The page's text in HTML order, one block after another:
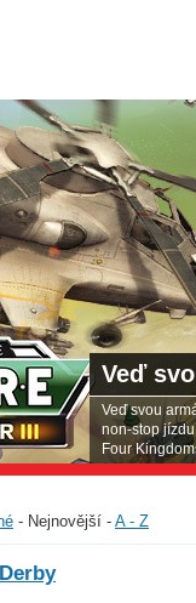
Veď
Veď svou
non-stop
Four
- Nejnovější - A - Z